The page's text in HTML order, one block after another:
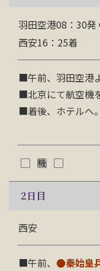
羽田空港08：30発
西安16：25着
■午前、羽田空港
■北京にて航空機
■着後、ホテルへ。
2日目
西安
■午前、 ●秦始皇